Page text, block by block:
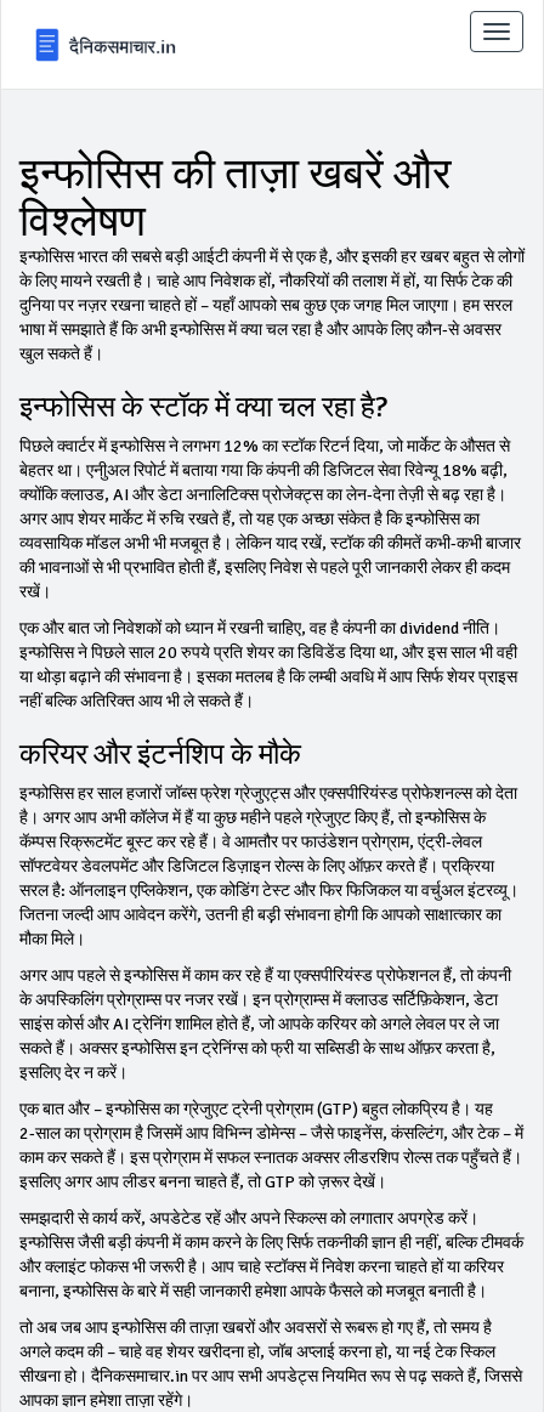
टॉगल
से
इन्फोसिस की ताज़ा खबरें और
विश्लेषण
इन्फोसिस भारत की सबसे बड़ी आईटी कंपनी में से एक है, और इसकी हर खबर बहुत से लोगों
के लिए मायने रखती है। चाहे आप निवेशक हों, नौकरियों की तलाश में हों, या सिर्फ टेक की
दुनिया पर नज़र रखना चाहते हों – यहाँ आपको सब कुछ एक जगह मिल जाएगा। हम सरल
भाषा में समझाते हैं कि अभी इन्फोसिस में क्या चल रहा है और आपके लिए कौन‑से अवसर
खुल सकते हैं।
इन्फोसिस के स्टॉक में क्या चल रहा है?
पिछले क्वार्टर में इन्फोसिस ने लगभग 12% का स्टॉक रिटर्न दिया, जो मार्केट के औसत से
बेहतर था। एनीुअल रिपोर्ट में बताया गया कि कंपनी की डिजिटल सेवा रिवेन्यू 18% बढ़ी,
क्योंकि क्लाउड, AI और डेटा अनालिटिक्स प्रोजेक्ट्स का लेन‑देना तेज़ी से बढ़ रहा है।
अगर आप शेयर मार्केट में रुचि रखते हैं, तो यह एक अच्छा संकेत है कि इन्फोसिस का
व्यवसायिक मॉडल अभी भी मजबूत है। लेकिन याद रखें, स्टॉक की कीमतें कभी‑कभी बाजार
की भावनाओं से भी प्रभावित होती हैं, इसलिए निवेश से पहले पूरी जानकारी लेकर ही कदम
रखें।
एक और बात जो निवेशकों को ध्यान में रखनी चाहिए, वह है कंपनी का dividend नीति।
इन्फोसिस ने पिछले साल 20 रुपये प्रति शेयर का डिविडेंड दिया था, और इस साल भी वही
या थोड़ा बढ़ाने की संभावना है। इसका मतलब है कि लम्बी अवधि में आप सिर्फ शेयर प्राइस
नहीं बल्कि अतिरिक्त आय भी ले सकते हैं।
करियर और इंटर्नशिप के मौके
इन्फोसिस हर साल हजारों जॉब्स फ्रेश ग्रेजुएट्स और एक्सपीरियंस्ड प्रोफेशनल्स को देता
है। अगर आप अभी कॉलेज में हैं या कुछ महीने पहले ग्रेजुएट किए हैं, तो इन्फोसिस के
कॅम्पस रिक्रूटमेंट बूस्ट कर रहे हैं। वे आमतौर पर फाउंडेशन प्रोग्राम, एंट्री‑लेवल
सॉफ्टवेयर डेवलपमेंट और डिजिटल डिज़ाइन रोल्स के लिए ऑफ़र करते हैं। प्रक्रिया
सरल है: ऑनलाइन एप्लिकेशन, एक कोडिंग टेस्ट और फिर फिजिकल या वर्चुअल इंटरव्यू।
जितना जल्दी आप आवेदन करेंगे, उतनी ही बड़़ी संभावना होगी कि आपको साक्षात्कार का
मौका मिले।
अगर आप पहले से इन्फोसिस में काम कर रहे हैं या एक्सपीरियंस्ड प्रोफेशनल हैं, तो कंपनी
के अपस्किलिंग प्रोग्राम्स पर नजर रखें। इन प्रोग्राम्स में क्लाउड सर्टिफ़िकेशन, डेटा
साइंस कोर्स और AI ट्रेनिंग शामिल होते हैं, जो आपके करियर को अगले लेवल पर ले जा
सकते हैं। अक्सर इन्फोसिस इन ट्रेनिंग्स को फ्री या सब्सिडी के साथ ऑफ़र करता है,
इसलिए देर न करें।
एक बात और – इन्फोसिस का ग्रेजुएट ट्रेनी प्रोग्राम (GTP) बहुत लोकप्रिय है। यह
2‑साल का प्रोग्राम है जिसमें आप विभिन्न डोमेन्स – जैसे फाइनेंस, कंसल्टिंग, और टेक – में
काम कर सकते हैं। इस प्रोग्राम में सफल स्नातक अक्सर लीडरशिप रोल्स तक पहुँचते हैं।
इसलिए अगर आप लीडर बनना चाहते हैं, तो GTP को ज़रूर देखें।
समझदारी से कार्य करें, अपडेटेड रहें और अपने स्किल्स को लगातार अपग्रेड करें।
इन्फोसिस जैसी बड़ी कंपनी में काम करने के लिए सिर्फ तकनीकी ज्ञान ही नहीं, बल्कि टीमवर्क
और क्लाइंट फोकस भी जरूरी है। आप चाहे स्टॉक्स में निवेश करना चाहते हों या करियर
बनाना, इन्फोसिस के बारे में सही जानकारी हमेशा आपके फैसले को मजबूत बनाती है।
तो अब जब आप इन्फोसिस की ताज़ा खबरों और अवसरों से रूबरू हो गए हैं, तो समय है
अगले कदम की – चाहे वह शेयर खरीदना हो, जॉब अप्लाई करना हो, या नई टेक स्किल
सीखना हो। दैनिकसमाचार.in पर आप सभी अपडेट्स नियमित रूप से पढ़ सकते हैं, जिससे
आपका ज्ञान हमेशा ताज़ा रहेंगे।